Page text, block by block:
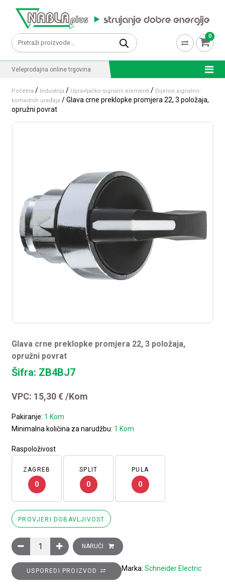
Pretraži: 0
Veleprodajna online trgovina
Početna / Industrija / Upravljačko-signalni elementi / Dijelovi signalno-
komadnih uređaja / Glava crne preklopke promjera 22, 3 položaja,
opružni povrat
Glava crne preklopke promjera 22, 3 položaja,
opružni povrat
Šifra: ZB4BJ7
VPC: 15,30€ /Kom
Pakiranje: 1 Kom
Minimalna količina za narudžbu: 1 Kom
Raspoloživost
ZAGREB
0
SPLIT
0
PULA
0
PROVJERI DOBAVLJIVOST
Glava crne preklopke promjera 22, 3 položaja, opružni povrat
NARUČI
USPOREDI PROIZVOD Marka: Schneider Electric